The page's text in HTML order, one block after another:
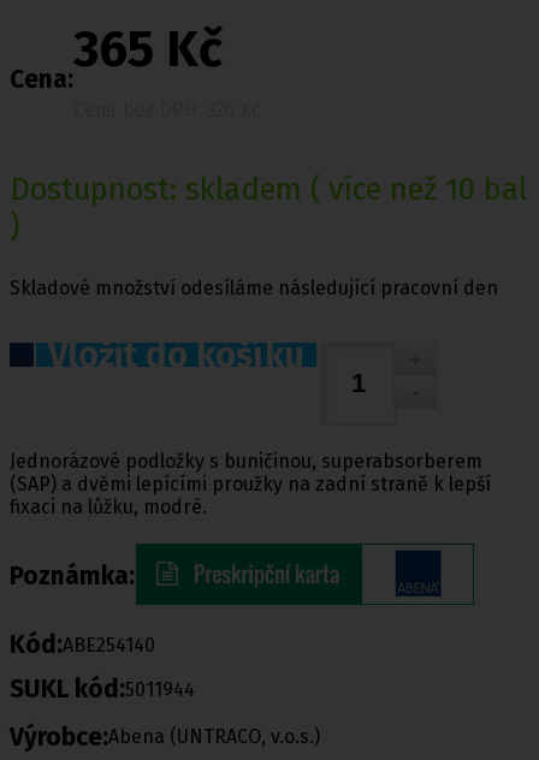
Cena:
365 Kč
Dostupnost: skladem ( více než 10 bal
)
Skladové množství odesíláme následující pracovní den
Vložit do košíku
Jednorázové podložky s buničinou, superabsorberem
(SAP) a dvěmi lepícími proužky na zadní straně k lepší
fixaci na lůžku, modré.
Poznámka:
Kód:ABE254140
SUKL kód:5011944
Výrobce:Abena (UNTRACO, v.o.s.)